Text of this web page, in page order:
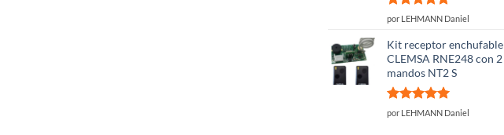
Valorado
por LEHMANN Daniel
Kit receptor enchufable
CLEMSA RNE248 con 2
mandos NT2 S
Valorado
por LEHMANN Daniel